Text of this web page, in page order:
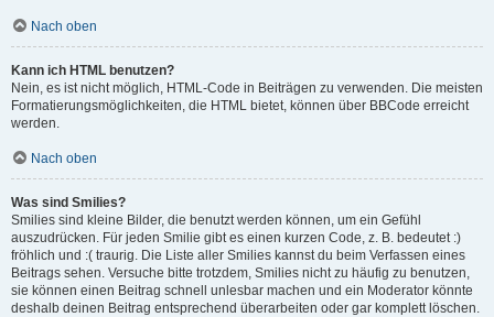
Nach oben
Kann ich HTML benutzen?
Nein, es ist nicht möglich, HTML-Code in Beiträgen zu verwenden. Die meisten
Formatierungsmöglichkeiten, die HTML bietet, können über BBCode erreicht
werden.
Nach oben
Was sind Smilies?
Smilies sind kleine Bilder, die benutzt werden können, um ein Gefühl
auszudrücken. Für jeden Smilie gibt es einen kurzen Code, z. B. bedeutet :)
fröhlich und :( traurig. Die Liste aller Smilies kannst du beim Verfassen eines
Beitrags sehen. Versuche bitte trotzdem, Smilies nicht zu häufig zu benutzen,
sie können einen Beitrag schnell unlesbar machen und ein Moderator könnte
deshalb deinen Beitrag entsprechend überarbeiten oder gar komplett löschen.